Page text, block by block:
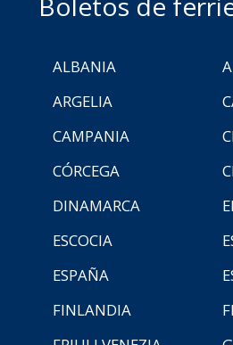
ALBANIA
ARGELIA
CAMPANIA
CÓRCEGA
DINAMARCA
ESCOCIA
ESPAÑA
FINLANDIA